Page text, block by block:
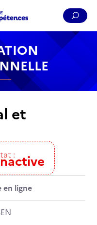
Pied de page
et
:
en ligne
EN